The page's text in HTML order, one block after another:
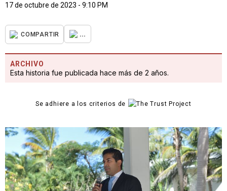
17 de octubre de 2023 - 9:10 PM
COMPARTIR ...
ARCHIVO
Esta historia fue publicada hace más de 2 años.
Se adhiere a los criterios de